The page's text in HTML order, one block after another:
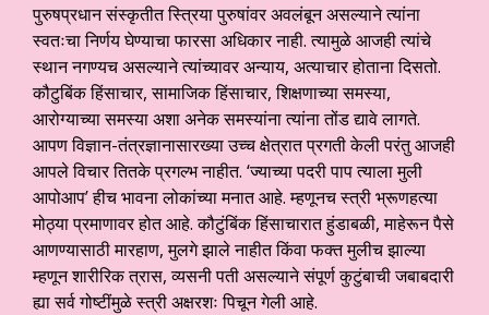
पुरुषप्रधान संस्कृतीत स्त्रिया पुरुषांवर अवलंबून असल्याने त्यांना
स्वतःचा निर्णय घेण्याचा फारसा अधिकार नाही. त्यामुळे आजही त्यांचे
स्थान नगण्यच असल्याने त्यांच्यावर अन्याय, अत्याचार होताना दिसतो.
कौटुबिंक हिंसाचार, सामाजिक हिंसाचार, शिक्षणाच्या समस्या,
आरोग्याच्या समस्या अशा अनेक समस्यांना त्यांना तोंड द्यावे लागते.
आपण विज्ञान-तंत्रज्ञानासारख्या उच्च क्षेत्रात प्रगती केली परंतु आजही
आपले विचार तितके प्रगल्भ नाहीत. ‘ज्याच्या पदरी पाप त्याला मुली
आपोआप’ हीच भावना लोकांच्या मनात आहे. म्हणूनच स्त्री भ्रूणहत्या
मोठ्या प्रमाणावर होत आहे. कौटुंबिंक हिंसाचारात हुंडाबळी, माहेरून पैसे
आणण्यासाठी मारहाण, मुलगे झाले नाहीत किंवा फक्त मुलीच झाल्या
म्हणून शारीरिक त्रास, व्यसनी पती असल्याने संपूर्ण कुटुंबाची जबाबदारी
ह्या सर्व गोष्टींमुळे स्त्री अक्षरशः पिचून गेली आहे.